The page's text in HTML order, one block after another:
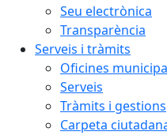
Seu electrònica
Transparència
Serveis i tràmits
Oficines
Serveis
Tràmits i gestions
Carpeta